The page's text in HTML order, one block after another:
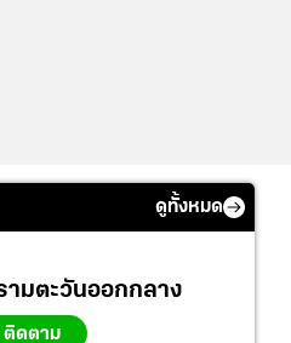
ดูทั้งหมด
ามตะวันออกกลาง
ติดตาม